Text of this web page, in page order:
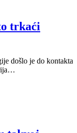
trkaći
došlo je do kontakta